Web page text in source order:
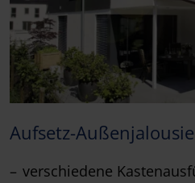
Aufsetz-Außenjalousie
verschiedene